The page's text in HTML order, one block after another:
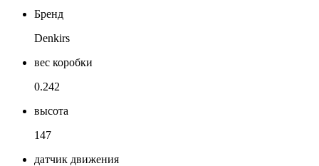
Бренд
Denkirs
вес коробки
0.242
высота
147
датчик движения